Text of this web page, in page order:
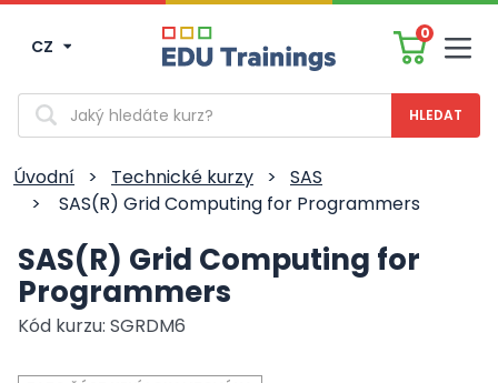
CZ
0
Vyhledávání
Úvodní > Technické kurzy >
SAS
>
SAS(R) Grid Computing for Programmers
SAS(R) Grid Computing for
Programmers
Kód kurzu: SGRDM6